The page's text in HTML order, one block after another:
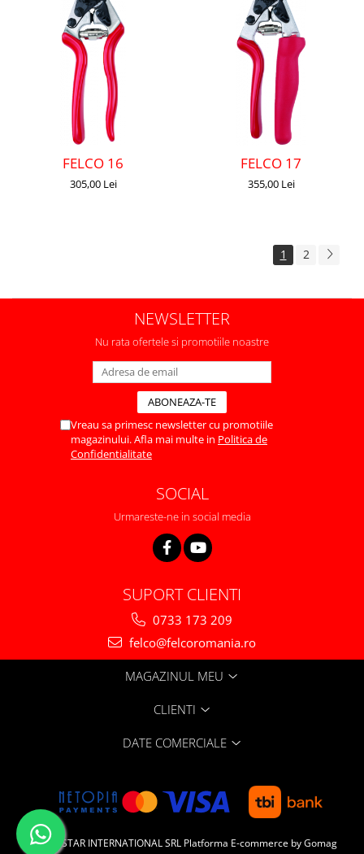
FELCO 16
305,00 Lei
FELCO 17
355,00 Lei
1 2
NEWSLETTER
Nu rata ofertele si promotiile noastre
Vreau sa primesc newsletter cu promotiile
magazinului. Afla mai multe in Politica de
Confidentialitate
SOCIAL
Urmareste-ne in social media
SUPORT CLIENTI
0733 173 209
felco@felcoromania.ro
MAGAZINUL MEU
CLIENTI
DATE COMERCIALE
DIALEX STAR INTERNATIONAL SRL Platforma E-commerce by Gomag